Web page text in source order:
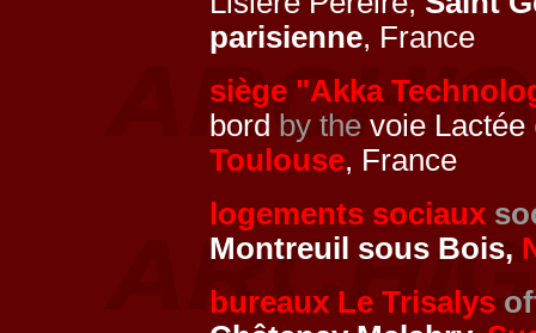
parisienne, France
siège "Akka
bord by the voie
Toulouse, France
logements sociaux
Montreuil sous Bois,
bureaux Le Trisalys